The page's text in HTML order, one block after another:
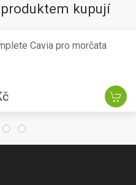
kupují
Cavia pro morčata